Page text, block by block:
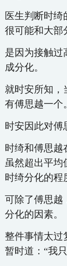
医生判断时
很可能和大部
是因为接触过
成分化。
就时安所知，
有傅思越一个。
时安因此对傅
时绮和傅思越
虽然超出平均
时绮分化的程
可除了傅思越
分化的因素。
整件事情太过
暂时道：“我